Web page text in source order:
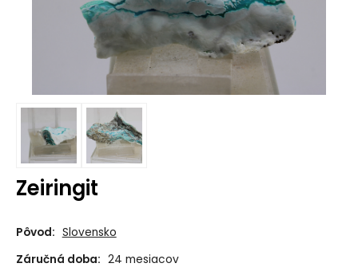
Zeiringit
Pôvod: Slovensko
Záručná doba: 24 mesiacov